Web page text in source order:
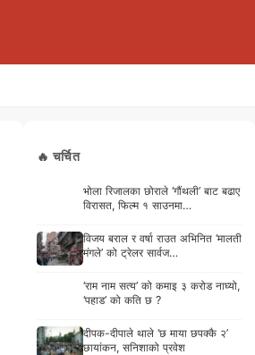
🔥 चर्चित
भोला रिजालका छोराले ‘गौंथली’ बाट बढाए
विरासत, फिल्म १ साउनमा…
विजय बराल र वर्षा राउत अभिनित ‘मालती
मंगले’ को ट्रेलर सार्वज…
‘राम नाम सत्य’ को कमाइ ३ करोड नाघ्यो,
‘पहाड’ को कति छ ?
दीपक-दीपाले थाले ‘छ माया छपक्कै २’
छायांकन, सनिशाको प्रवेश